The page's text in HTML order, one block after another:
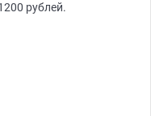
рублей.